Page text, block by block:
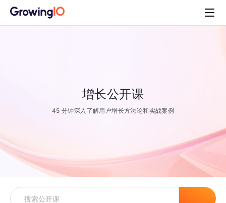
增长公开课
45 分钟深入了解用户增长方法论和实战案例